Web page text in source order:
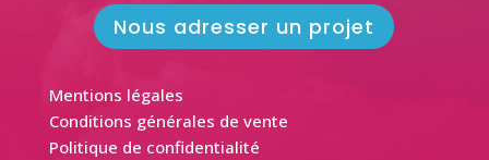
Nous adresser un projet
Mentions légales
Conditions générales de vente
Politique de confidentialité